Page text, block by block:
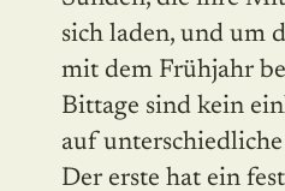
sich laden, und um
mit dem Frühjahr
Bittage sind kein
auf
Der erste hat ein